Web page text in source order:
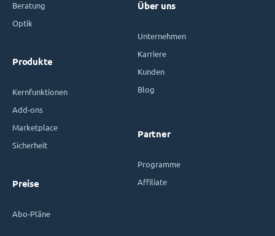
Beratung
Optik
Produkte
Kernfunktionen
Add-ons
Marketplace
Sicherheit
Preise
Abo-Pläne
Über uns
Unternehmen
Karriere
Kunden
Blog
Partner
Programme
Affiliate